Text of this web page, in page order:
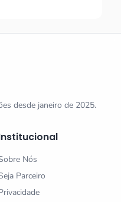
desde janeiro de 2025.
Nós
Parceiro